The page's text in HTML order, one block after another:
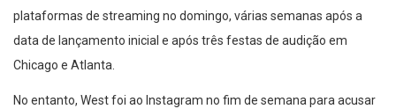
plataformas de streaming no domingo, várias semanas após a
data de lançamento inicial e após três festas de audição em
Chicago e Atlanta.
No entanto, West foi ao Instagram no fim de semana para acusar